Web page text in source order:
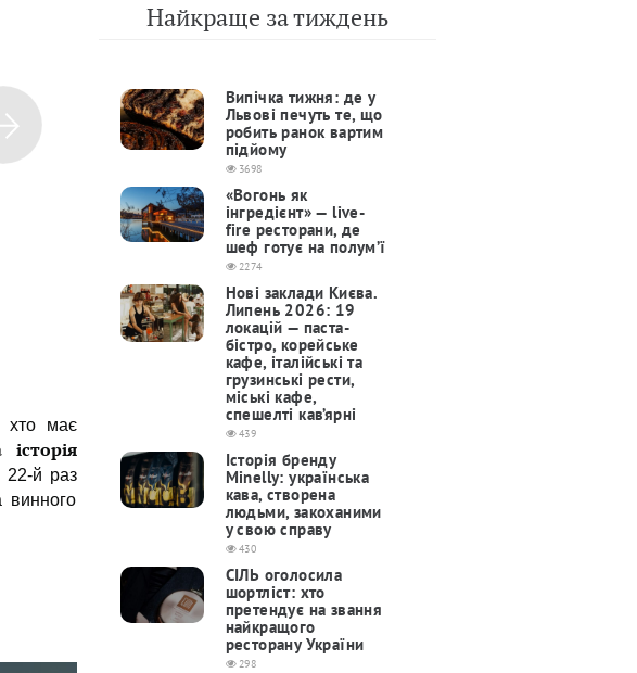
хто має
історія
22-й раз
винного
Найкраще за тиждень
Випічка тижня: де у
Львові печуть те, що
робить ранок вартим
підйому
3698
«Вогонь як
інгредієнт» — live-
fire ресторани, де
шеф готує на полум’ї
2274
Нові заклади Києва.
Липень 2026: 19
локацій — паста-
бістро, корейське
кафе, італійські та
грузинські рести,
міські кафе,
спешелті кав’ярні
439
Історія бренду
Minelly: українська
кава, створена
людьми, закоханими
у свою справу
430
СІЛЬ оголосила
шортліст: хто
претендує на звання
найкращого
ресторану України
298